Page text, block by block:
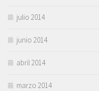
julio 2014
junio 2014
abril 2014
marzo 2014